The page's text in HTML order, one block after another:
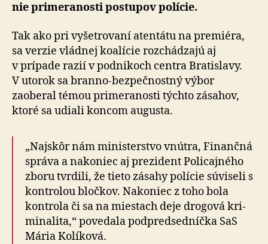
nie pri­me­ra­nosti postupov polície.
Tak ako pri vyšetrovaní atentátu na premiéra,
sa verzie vládnej koalície rozchádzajú aj
v prípade razií v podnikoch centra Bratislavy.
V utorok sa branno-bez­peč­nostný výbor
zaoberal témou primeranosti týchto zásahov,
ktoré sa udiali koncom augusta.
„Najskôr nám ministerstvo vnútra, Finančná
správa a nakoniec aj prezident Policajného
zboru tvrdili, že tieto zásahy polície súviseli s
kontrolou bločkov. Nakoniec z toho bola
kontrola či sa na miestach deje drogová kri­
mi­na­li­ta,“ po­ve­da­la pod­pred­sed­níčka SaS
Mária Kolíková.